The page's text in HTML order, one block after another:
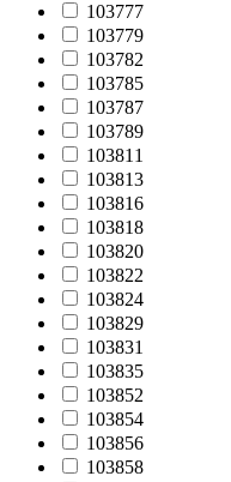
103777
103779
103782
103785
103787
103789
103811
103813
103816
103818
103820
103822
103824
103829
103831
103835
103852
103854
103856
103858